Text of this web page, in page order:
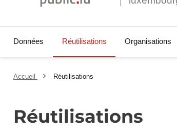
Données Réutilisations Organisations
Accueil Réutilisations
Réutilisations